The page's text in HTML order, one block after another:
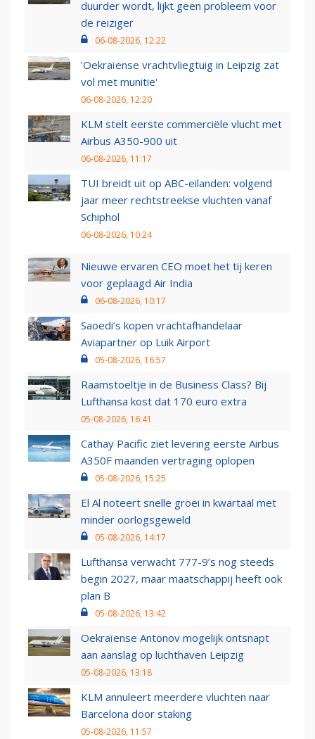
duurder wordt, lijkt geen probleem voor
de reiziger
06-08-2026, 12:22
'Oekraïense vrachtvliegtuig in Leipzig zat
vol met munitie'
06-08-2026, 12:20
KLM stelt eerste commerciële vlucht met
Airbus A350-900 uit
06-08-2026, 11:17
TUI breidt uit op ABC-eilanden: volgend
jaar meer rechtstreekse vluchten vanaf
Schiphol
06-08-2026, 10:24
Nieuwe ervaren CEO moet het tij keren
voor geplaagd Air India
06-08-2026, 10:17
Saoedi’s kopen vrachtafhandelaar
Aviapartner op Luik Airport
05-08-2026, 16:57
Raamstoeltje in de Business Class? Bij
Lufthansa kost dat 170 euro extra
05-08-2026, 16:41
Cathay Pacific ziet levering eerste Airbus
A350F maanden vertraging oplopen
05-08-2026, 15:25
El Al noteert snelle groei in kwartaal met
minder oorlogsgeweld
05-08-2026, 14:17
Lufthansa verwacht 777-9’s nog steeds
begin 2027, maar maatschappij heeft ook
plan B
05-08-2026, 13:42
Oekraïense Antonov mogelijk ontsnapt
aan aanslag op luchthaven Leipzig
05-08-2026, 13:18
KLM annuleert meerdere vluchten naar
Barcelona door staking
05-08-2026, 11:57